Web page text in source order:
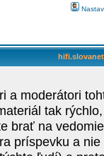
a moderátori
tak
brať na
príspevku a